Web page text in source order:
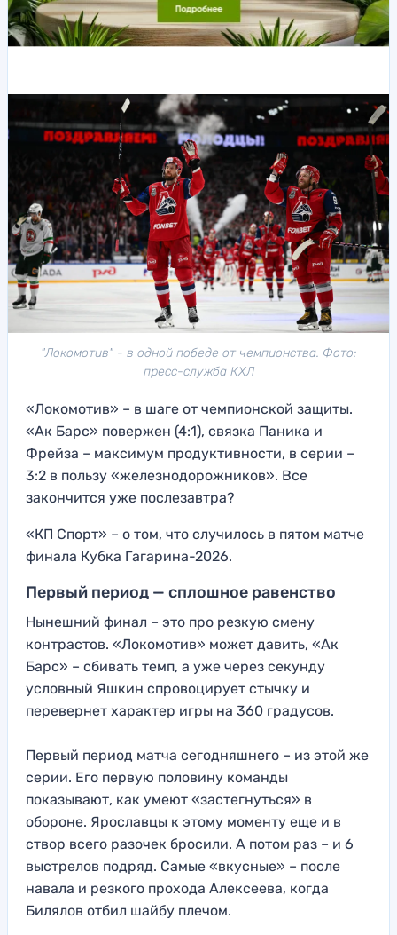
"Локомотив" - в одной победе от чемпионства. Фото:
пресс-служба КХЛ
«Локомотив» – в шаге от чемпионской защиты.
«Ак Барс» повержен (4:1), связка Паника и
Фрейза – максимум продуктивности, в серии –
3:2 в пользу «железнодорожников». Все
закончится уже послезавтра?
«КП Спорт» – о том, что случилось в пятом матче
финала Кубка Гагарина-2026.
Первый период — сплошное равенство
Нынешний финал – это про резкую смену
контрастов. «Локомотив» может давить, «Ак
Барс» – сбивать темп, а уже через секунду
условный Яшкин спровоцирует стычку и
перевернет характер игры на 360 градусов.
Первый период матча сегодняшнего – из этой же
серии. Его первую половину команды
показывают, как умеют «застегнуться» в
обороне. Ярославцы к этому моменту еще и в
створ всего разочек бросили. А потом раз – и 6
выстрелов подряд. Самые «вкусные» – после
навала и резкого прохода Алексеева, когда
Билялов отбил шайбу плечом.